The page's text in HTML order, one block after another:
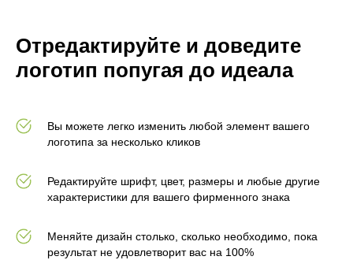
Отредактируйте и доведите
логотип попугая до идеала
Вы можете легко изменить любой элемент вашего
логотипа за несколько кликов
Редактируйте шрифт, цвет, размеры и любые другие
характеристики для вашего фирменного знака
Меняйте дизайн столько, сколько необходимо, пока
результат не удовлетворит вас на 100%